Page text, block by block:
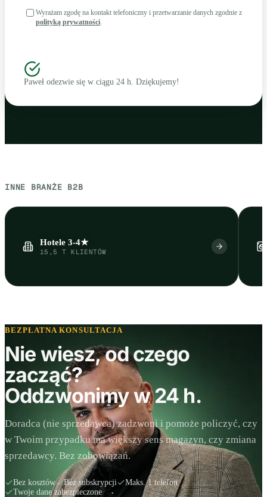
Wyrażam zgodę na kontakt telefoniczny i przetwarzanie danych zgodnie z
polityką prywatności.
Paweł odezwie się w ciągu 24 h. Dziękujemy!
INNE BRANŻE B2B
Hotele 3-4★
15,5 T KLIENTÓW
BEZPŁATNA KONSULTACJA
Nie wiesz, od czego
zacząć?
Oddzwonimy w 24 h.
Doradca (nie sprzedawca) zadzwoni i pomoże policzyć, czy
w Twoim przypadku ma większy sens magazyn, czy zmiana
sprzedawcy. Bez zobowiązań.
Bez kosztów Bez subskrypcji
Maks. 1 telefon
Twoje dane zabezpieczone